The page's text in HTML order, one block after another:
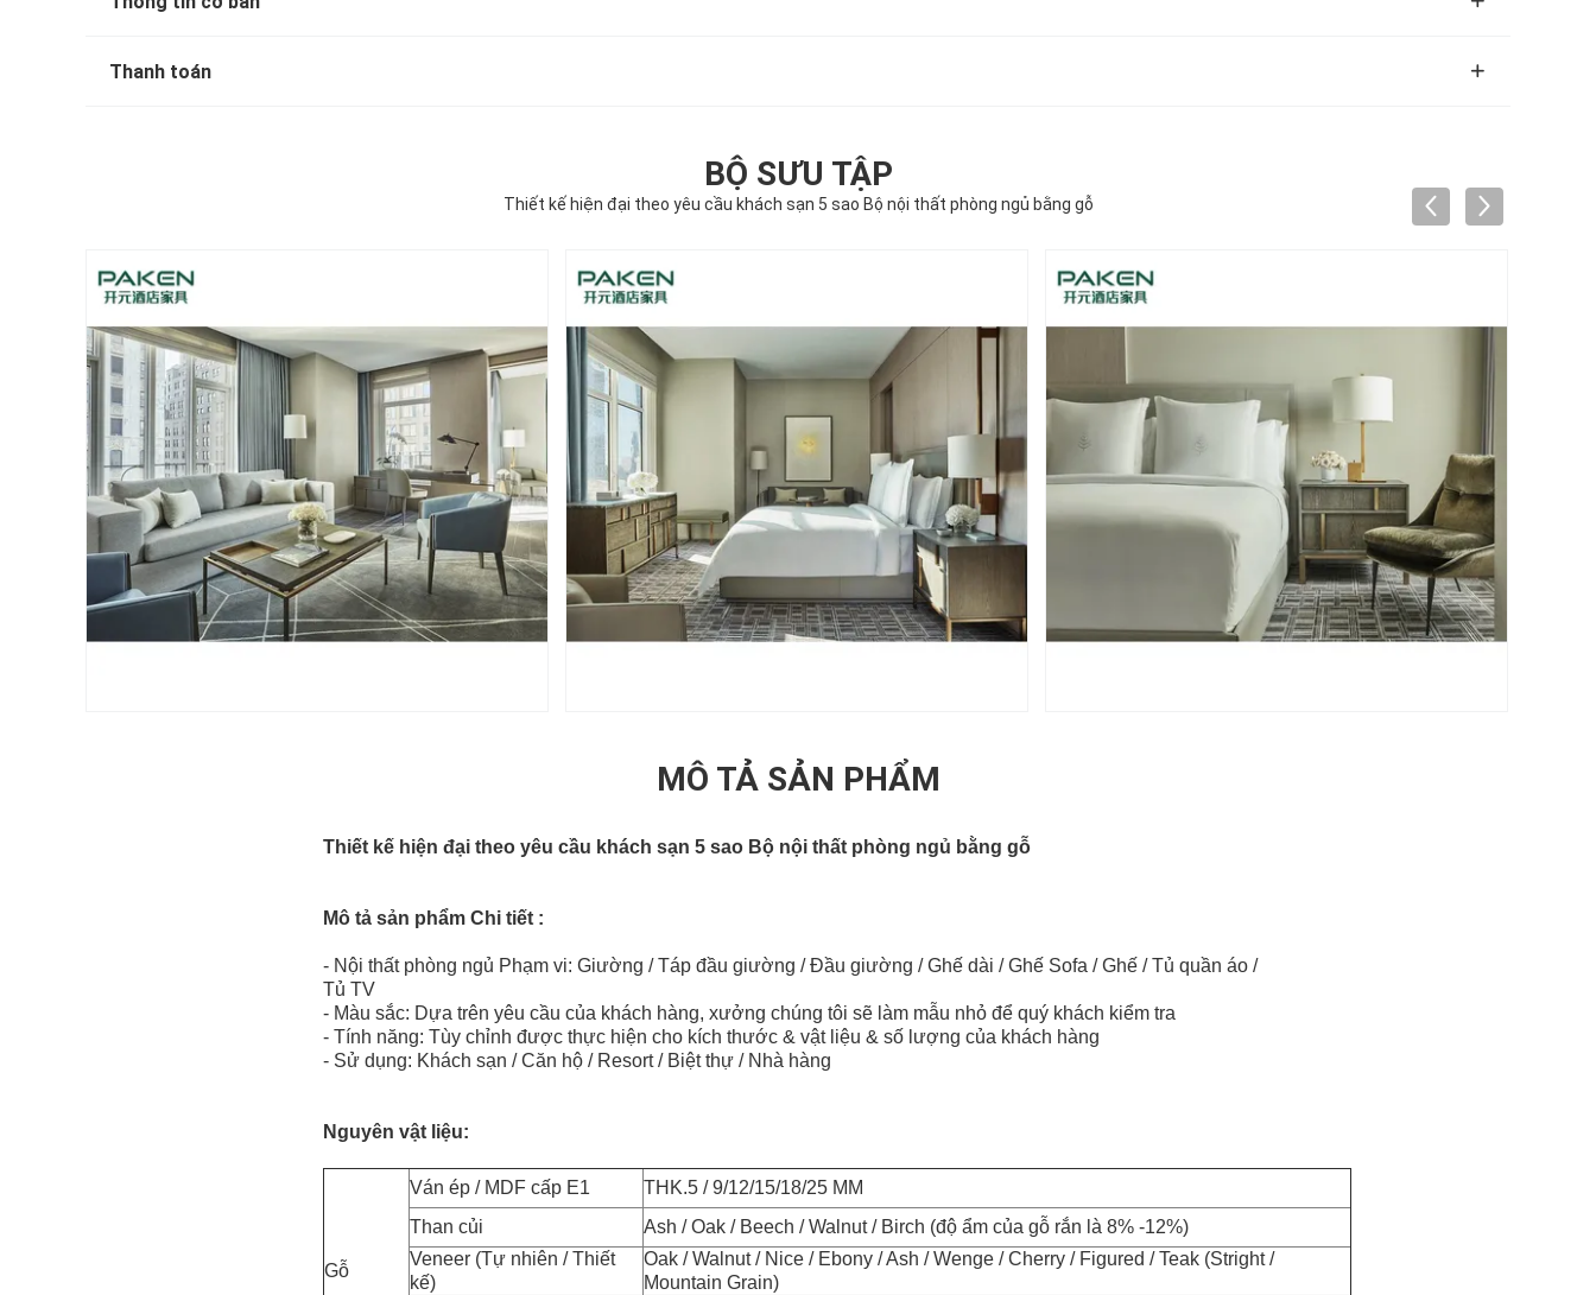
Thanh toán
BỘ SƯU TẬP
Thiết kế hiện đại theo yêu cầu khách sạn 5 sao Bộ nội thất phòng ngủ bằng gỗ
MÔ TẢ SẢN PHẨM
Thiết kế hiện đại theo yêu cầu khách sạn 5 sao Bộ nội thất phòng ngủ bằng gỗ
Mô tả sản phẩm Chi tiết :
- Nội thất phòng ngủ Phạm vi: Giường / Táp đầu giường / Đầu giường / Ghế dài / Ghế Sofa / Ghế / Tủ quần áo /
Tủ TV
- Màu sắc: Dựa trên yêu cầu của khách hàng, xưởng chúng tôi sẽ làm mẫu nhỏ để quý khách kiểm tra
- Tính năng: Tùy chỉnh được thực hiện cho kích thước & vật liệu & số lượng của khách hàng
- Sử dụng: Khách sạn / Căn hộ / Resort / Biệt thự / Nhà hàng
Nguyên vật liệu:
Gỗ
Ván ép / MDF cấp E1
THK.5 / 9/12/15/18/25 MM
Than củi
Ash / Oak / Beech / Walnut / Birch (độ ẩm của gỗ rắn là 8% -12%)
Veneer (Tự nhiên / Thiết
kế)
Oak / Walnut / Nice / Ebony / Ash / Wenge / Cherry / Figured / Teak (Stright /
Mountain Grain)